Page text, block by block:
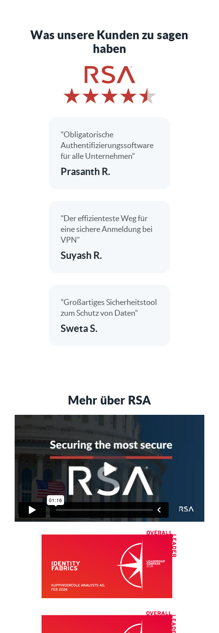
Was unsere Kunden zu sagen
haben
"Obligatorische
Authentifizierungssoftware
für alle Unternehmen"
Prasanth R.
"Der effizienteste Weg für
eine sichere Anmeldung bei
VPN"
Suyash R.
"Großartiges Sicherheitstool
zum Schutz von Daten"
Sweta S.
Mehr über RSA